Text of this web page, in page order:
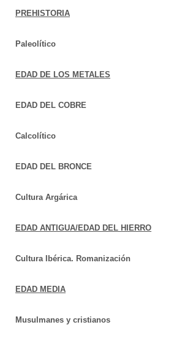
PREHISTORIA
Paleolítico
EDAD DE LOS METALES
EDAD DEL COBRE
Calcolítico
EDAD DEL BRONCE
Cultura Argárica
EDAD ANTIGUA/EDAD DEL HIERRO
Cultura Ibérica. Romanización
EDAD MEDIA
Musulmanes y cristianos